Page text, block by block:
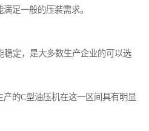
足一般的压装需求。
稳定，是大多数生产企业的可以选
的C型油压机在这一区间具有明显